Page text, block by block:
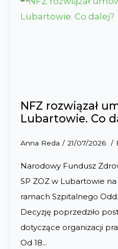
NFZ rozwiązał
Lubartowie. Co
Anna Reda 21/07/2026
Narodowy Fundusz
SP ZOZ w Lubartowie
ramach Szpitalnego
Decyzję poprzedziło
dotyczące organizacji
Od 18…